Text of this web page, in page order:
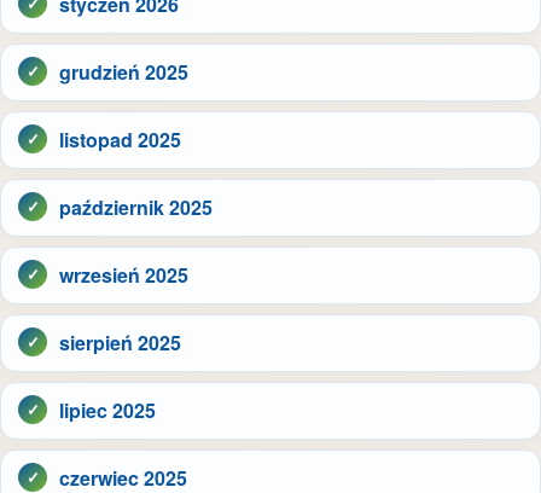
grudzień 2025
listopad 2025
październik 2025
wrzesień 2025
sierpień 2025
lipiec 2025
czerwiec 2025